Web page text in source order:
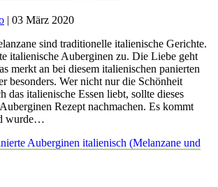
| 03 März 2020
sind traditionelle italienische Gerichte.
italienische Auberginen zu. Die Liebe geht
merkt an bei diesem italienischen panierten
besonders. Wer nicht nur die Schönheit
das italienische Essen liebt, sollte dieses
Rezept nachmachen. Es kommt
wurde…
Auberginen italienisch (Melanzane und